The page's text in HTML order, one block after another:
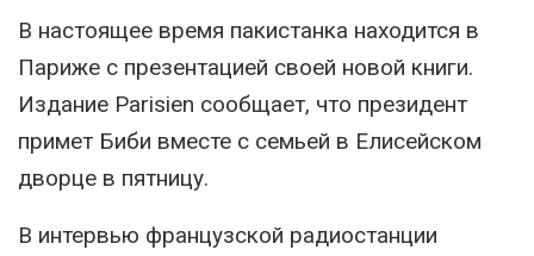
В настоящее время пакистанка находится в
Париже с презентацией своей новой книги.
Издание Parisien сообщает, что президент
примет Биби вместе с семьей в Елисейском
дворце в пятницу.
В интервью французской радиостанции